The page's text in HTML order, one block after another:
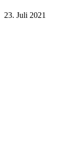
23. Juli 2021